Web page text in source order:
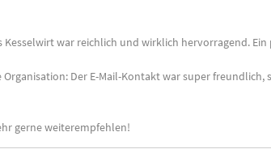
Kesselwirt war reichlich und wirklich hervorragend.
Der E-Mail-Kontakt war super
gerne weiterempfehlen!